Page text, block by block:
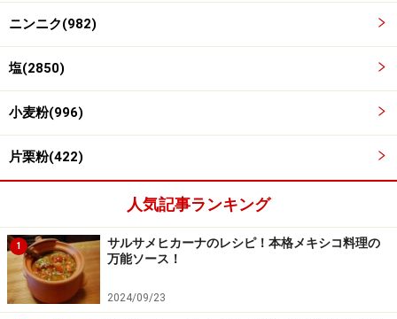
クミンパウダー、オレガノ各小さじ1/2、レッドペッパ
ーを少々加えると、さらに奥深い味に仕上がります。鶏
肉はヨーグルトに漬けこむ時間が長いほど柔らかくなり
は、1日以上漬けこむと、お肉本来の弾力が損なわれる
ように思います。半日くらいがちょうどよいかな。
※記事内容は執筆時点のものです。最新の内容をご確認くださ
※衛生面および保存状態に起因して食中毒や体調不良を引き起こ
す場合があります。必ず清潔な状態で、正しい方法で行い、なる
べく早めにお召し上がりください。また、持ち運びの際は保存方
法に注意してください。
ニンニク(982)
塩(2850)
小麦粉(996)
片栗粉(422)
人気記事ランキング
1
サルサメヒカーナのレシピ！本格メキシコ料理の
万能ソース！
2024/09/23